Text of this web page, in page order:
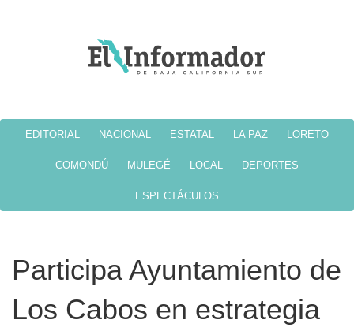
EDITORIAL NACIONAL ESTATAL LA PAZ LORETO
COMONDÚ MULEGÉ LOCAL DEPORTES
ESPECTÁCULOS
Participa Ayuntamiento de
Los Cabos en estrategia